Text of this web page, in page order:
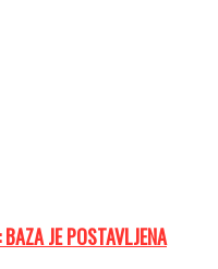
JE POSTAVLJENA